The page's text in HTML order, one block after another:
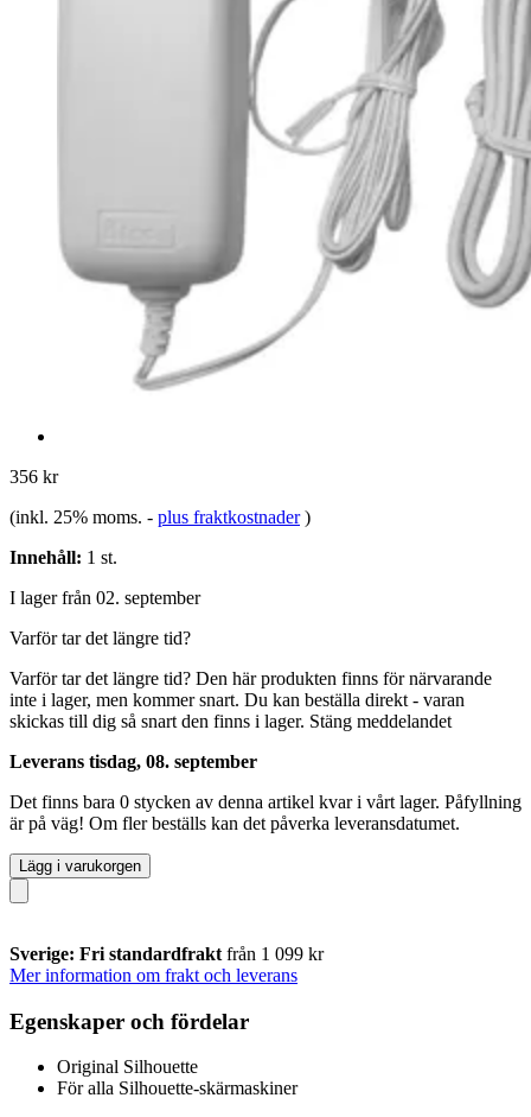
356 kr
(inkl. 25% moms. - plus fraktkostnader )
Innehåll: 1 st.
I lager från 02. september
Varför tar det längre tid?
Varför tar det längre tid? Den här produkten finns för närvarande
inte i lager, men kommer snart. Du kan beställa direkt - varan
skickas till dig så snart den finns i lager. Stäng meddelandet
Leverans tisdag, 08. september
Det finns bara 0 stycken av denna artikel kvar i vårt lager. Påfyllning
är på väg! Om fler beställs kan det påverka leveransdatumet.
Lägg i varukorgen
Sverige: Fri standardfrakt från 1 099 kr
Mer information om frakt och leverans
Egenskaper och fördelar
Original Silhouette
För alla Silhouette-skärmaskiner